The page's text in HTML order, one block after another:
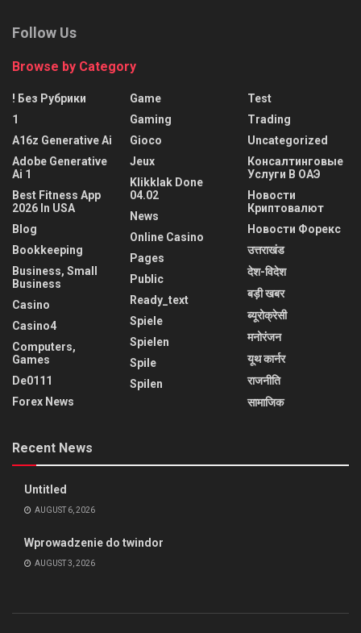
Follow Us
Browse by Category
! Без Рубрики
1
A16z Generative Ai
Adobe Generative
Ai 1
Best Fitness App
2026 In USA
Blog
Bookkeeping
Business, Small
Business
Casino
Casino4
Computers,
Games
De0111
Forex News
Game
Gaming
Gioco
Jeux
Klikklak Done
04.02
News
Online Casino
Pages
Public
Ready_text
Spiele
Spielen
Spile
Spilen
Test
Trading
Uncategorized
Консалтинговые
Услуги В ОАЭ
Новости
Криптовалют
Новости Форекс
उत्तराखंड
देश-विदेश
बड़ी खबर
ब्यूरोक्रेसी
मनोरंजन
यूथ कार्नर
राजनीति
सामाजिक
Recent News
Untitled
AUGUST 6, 2026
Wprowadzenie do twindor
AUGUST 3, 2026